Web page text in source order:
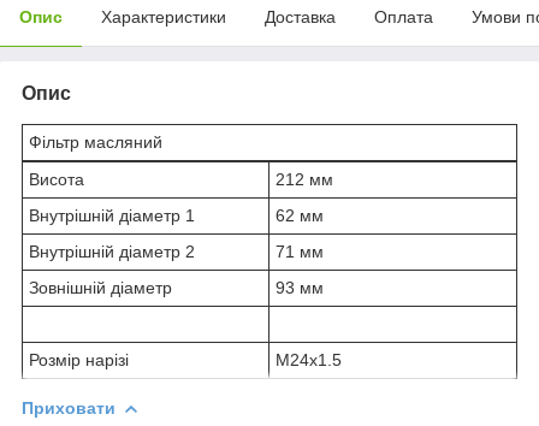
Опис Характеристики Доставка Оплата Умови
Опис
Фільтр масляний
Висота
212 мм
Внутрішній діаметр 1
62 мм
Внутрішній діаметр 2
71 мм
Зовнішній діаметр
93 мм
Розмір нарізі M24x1.5
Приховати